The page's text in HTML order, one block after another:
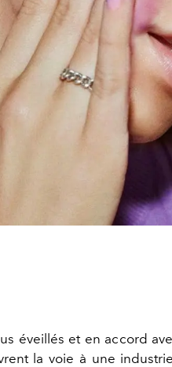
éveillés et en accord
la voie à une